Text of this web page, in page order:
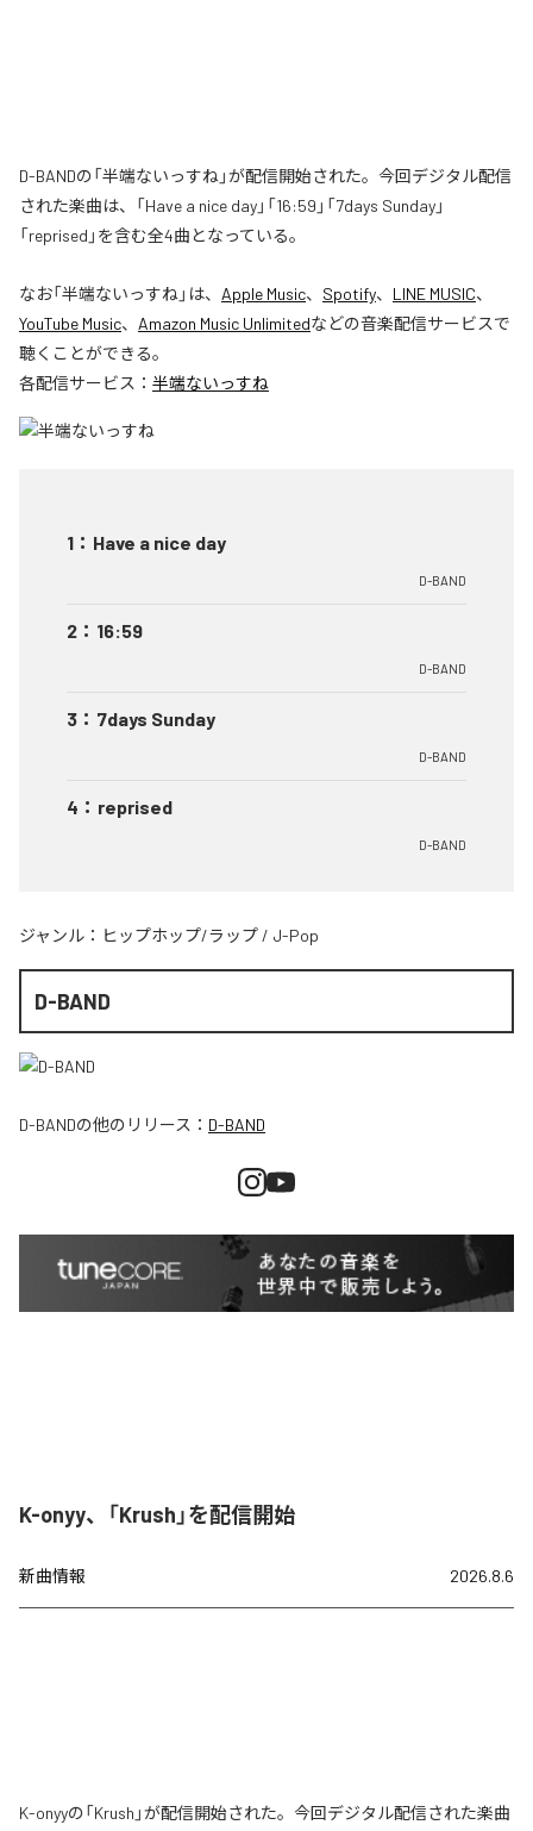
D-BANDの「半端ないっすね」が配信開始された。今回デジタル配信
された楽曲は、「Have a nice day」「16:59」「7days Sunday」
「reprised」を含む全4曲となっている。
なお「半端ないっすね」は、 Apple Music、 Spotify、 LINE MUSIC、
YouTube Music、 Amazon Music Unlimitedなどの音楽配信サービスで
聴くことができる。
各配信サービス： 半端ないっすね
1 ： Have a nice day
D-BAND
2 ： 16:59
D-BAND
3 ： 7days Sunday
D-BAND
4 ： reprised
D-BAND
ジャンル： ヒップホップ/ラップ / J-Pop
D-BAND
D-BANDの他のリリース： D-BAND
K-onyy、「Krush」を配信開始
新曲情報 2026.8.6
K-onyyの「Krush」が配信開始された。今回デジタル配信された楽曲